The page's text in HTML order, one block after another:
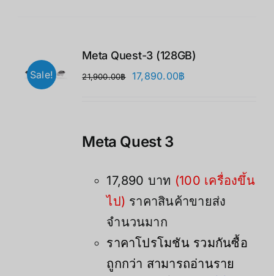
Sale!
Meta Quest-3 (128GB)
21,900.00฿
Original
17,890.00฿
Meta Quest 3
17,890 บาท (100 เครื่องขึ้น
ไป) ราคาสินค้าขายส่ง
จำนวนมาก
ราคาโปรโมชัน รวมกันซื้อ
ถูกกว่า สามารถอ่านราย